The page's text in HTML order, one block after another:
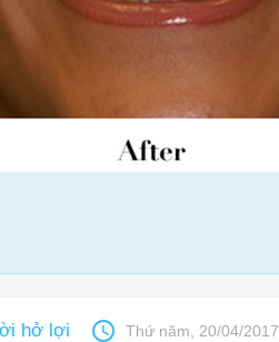
hở lợi Thứ năm, 20/04/2017